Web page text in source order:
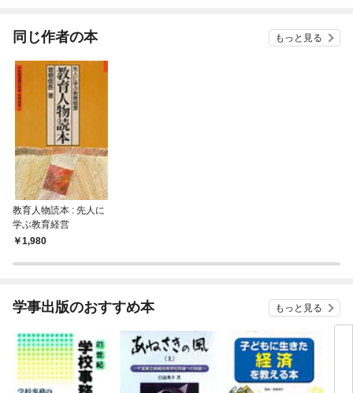
同じ作者の本 もっと見る
教育人物読本 : 先人に
学ぶ教育経営
1,980
学事出版のおすすめ本 もっと見る